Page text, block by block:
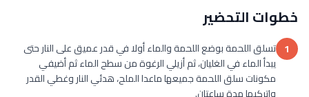
خطوات التحضير
1 تسلق اللحمة بوضع اللحمة والماء أولا في قدر عميق على النار حتى
يبدأ الماء في الغليان، ثم أزيلي الرغوة من سطح الماء ثم أضيفي
مكونات سلق اللحمة جميعها ماعدا الملح، هدئي النار وغطي القدر
واتركيها مدة ساعتان.